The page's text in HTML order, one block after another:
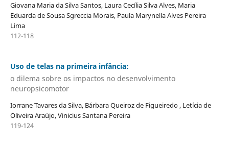
Giovana Maria da Silva Santos, Laura Cecília Silva Alves, Maria
Eduarda de Sousa Sgreccia Morais, Paula Marynella Alves Pereira
Lima
112-118
Uso de telas na primeira infância:
o dilema sobre os impactos no desenvolvimento
neuropsicomotor
Iorrane Tavares da Silva, Bárbara Queiroz de Figueiredo , Letícia de
Oliveira Araújo, Vinicius Santana Pereira
119-124